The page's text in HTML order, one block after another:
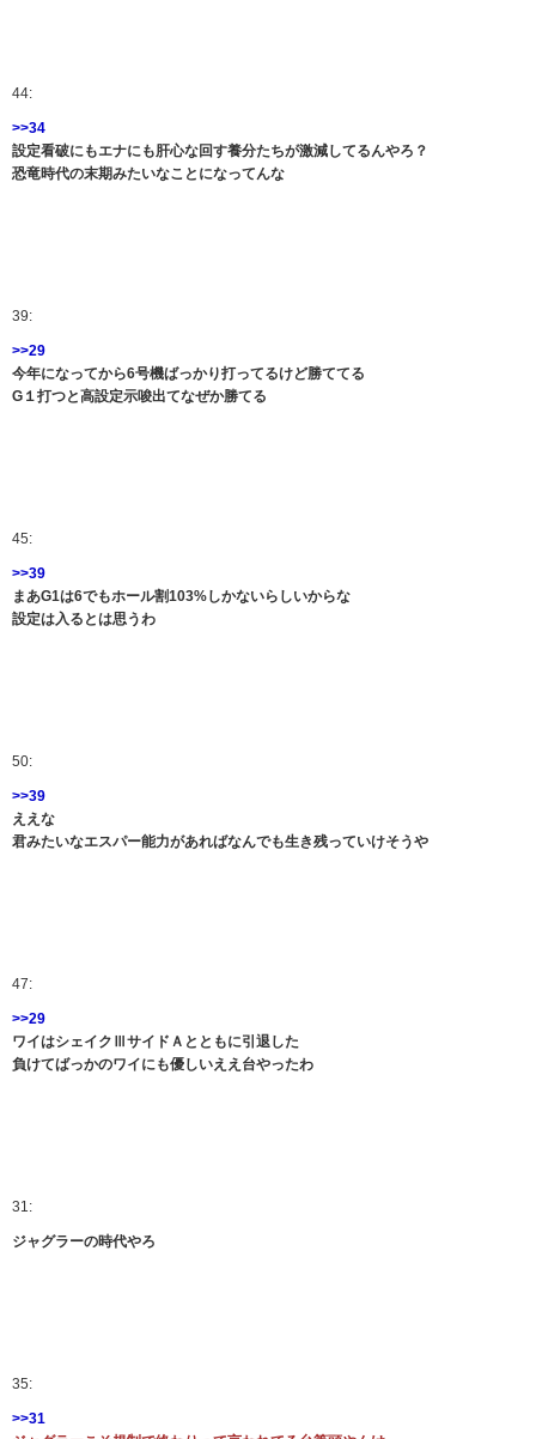
44:
>>34
設定看破にもエナにも肝心な回す養分たちが激減してるんやろ？
恐竜時代の末期みたいなことになってんな
39:
>>29
今年になってから6号機ばっかり打ってるけど勝ててる
G１打つと高設定示唆出てなぜか勝てる
45:
>>39
まあG1は6でもホール割103%しかないらしいからな
設定は入るとは思うわ
50:
>>39
ええな
君みたいなエスパー能力があればなんでも生き残っていけそうや
47:
>>29
ワイはシェイクⅢサイドＡとともに引退した
負けてばっかのワイにも優しいええ台やったわ
31:
ジャグラーの時代やろ
35:
>>31